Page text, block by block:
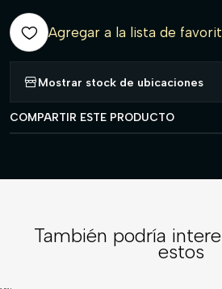
Agregar a la lista de
Mostrar stock de ubicaciones
COMPARTIR ESTE PRODUCTO
También podría
estos